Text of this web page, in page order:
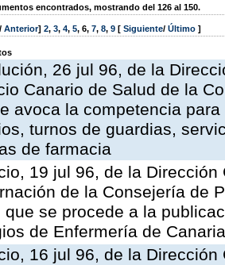
encontrados, mostrando del 126 al 150.
/ Anterior] 2, 3, 4, 5, 6, 7, 8, 9 [ Siguiente/ Último ]
26 jul 96, de la
Canario de Salud de la
avoca la competencia
turnos de guardias,
de farmacia
19 jul 96, de la
de la Consejería de
que se procede a la
de Enfermería de
16 jul 96, de la